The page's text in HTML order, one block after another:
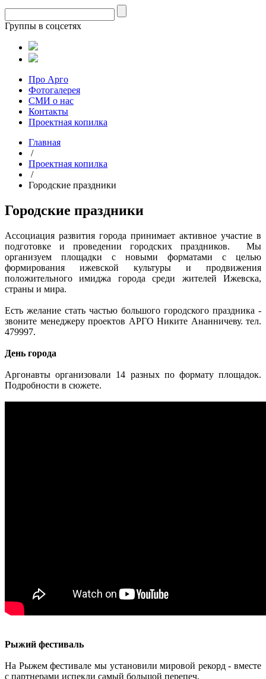
Группы в соцсетях
Про Арго
Фотогалерея
СМИ о нас
Контакты
Проектная копилка
Главная
/
Проектная копилка
/
Городские праздники
Городские праздники
Ассоциация развития города принимает активное участие в
подготовке и проведении городских праздников. Мы
организуем площадки с новыми форматами с целью
формирования ижевской культуры и продвижения
положительного имиджа города среди жителей Ижевска,
страны и мира.
Есть желание стать частью большого городского праздника -
звоните менеджеру проектов АРГО Никите Ананничеву. тел.
479997.
День города
Аргонавты организовали 14 разных по формату площадок.
Подробности в сюжете.
Рыжий фестиваль
На Рыжем фестивале мы установили мировой рекорд - вместе
с партнерами испекли самый большой перепеч.